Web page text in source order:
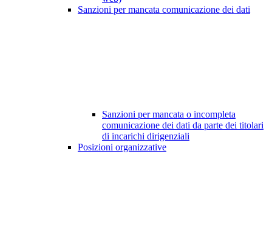
Sanzioni per mancata comunicazione dei dati
Sanzioni per mancata o incompleta
comunicazione dei dati da parte dei titolari
di incarichi dirigenziali
Posizioni organizzative